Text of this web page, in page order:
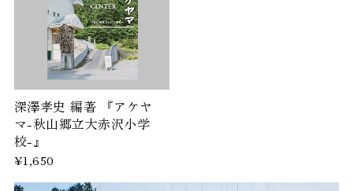
深澤孝史 編著 『アケヤ
マ-秋山郷立大赤沢小学
校-』
¥1,650